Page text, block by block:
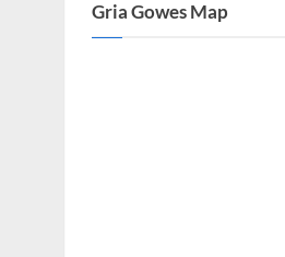
Gria Gowes Map